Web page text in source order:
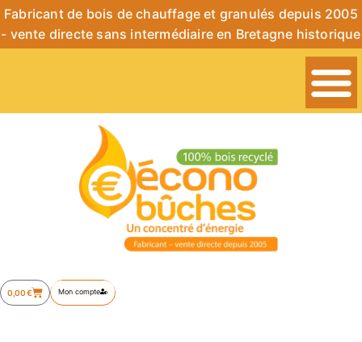
Fabricant de bois de chauffage et granulés depuis 2005
- vente directe sans intermédiaire en Bretagne historique
0,00€ Mon compte